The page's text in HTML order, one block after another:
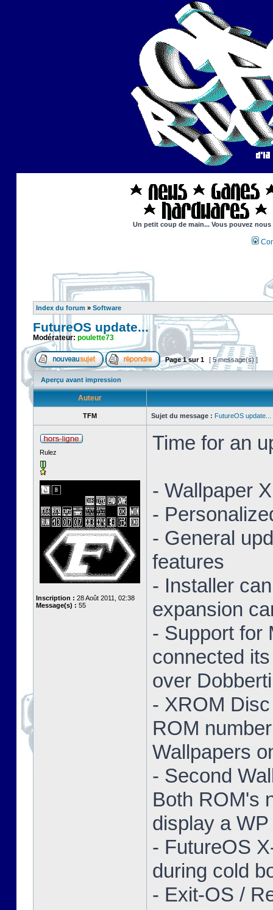
Un petit coup de main... Vous pouvez
Index du forum » Software
FutureOS update...
Modérateur: poulette73
Page1sur1 [ 5 message(s) ]
Aperçu avant impression
Auteur
TFM Sujet du message : FutureOS update...
Rulez
Inscription : 28 Août 2011, 02:38
Message(s) : 55
Time for an
- Wallpaper
-
- General
features
- Installer
expansion
- Support for
connected
over
- XROM
ROM
Wallpapers
- Second
Both ROM's
display a
- FutureOS
during cold
- Exit-OS /